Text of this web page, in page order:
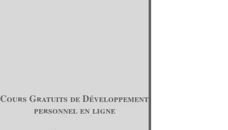
Cours Gratuits de Développement
personnel en ligne